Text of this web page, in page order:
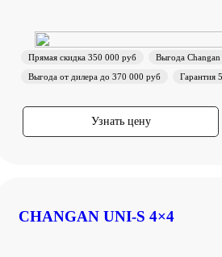
Прямая скидка 350 000 руб
Выгода
Выгода от дилера до 370 000 руб
Гарантия
Узнать цену
CHANGAN UNI-S 4×4